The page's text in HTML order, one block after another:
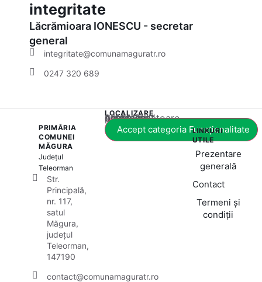
integritate
Lăcrămioara IONESCU - secretar
general
integritate@comunamaguratr.ro
0247 320 689
PRIMĂRIA
COMUNEI
MĂGURA
Județul
Teleorman
Str.
Principală,
nr. 117,
satul
Măgura,
județul
Teleorman,
147190
contact@comunamaguratr.ro
LOCALIZARE
Acest conținut este blocat până când acceptați categoria corespunzătoare de cookie-uri.
Accept categoria Funcționalitate
LINKURI
UTILE
Prezentare
generală
Contact
Termeni și
condiții